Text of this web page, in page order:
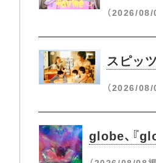
（2026/08/
スピッ
（2026/08/
globe、『